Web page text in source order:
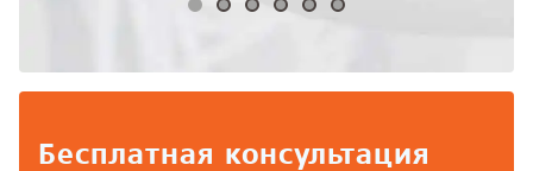
Бесплатная консультация